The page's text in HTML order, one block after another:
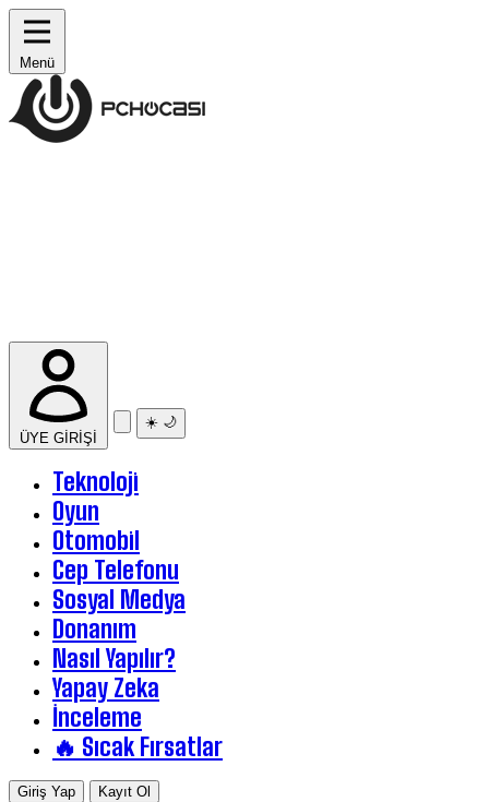
Menü
ÜYE GİRİŞİ
☀️ 🌙
Teknoloji
Oyun
Otomobil
Cep Telefonu
Sosyal Medya
Donanım
Nasıl Yapılır?
Yapay Zeka
İnceleme
🔥 Sıcak Fırsatlar
Giriş Yap Kayıt Ol